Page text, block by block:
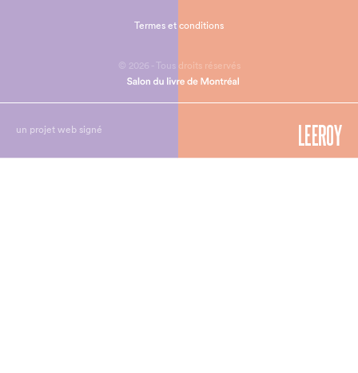
© 2026 - Tous droits réservés
Termes et conditions
un projet web signé